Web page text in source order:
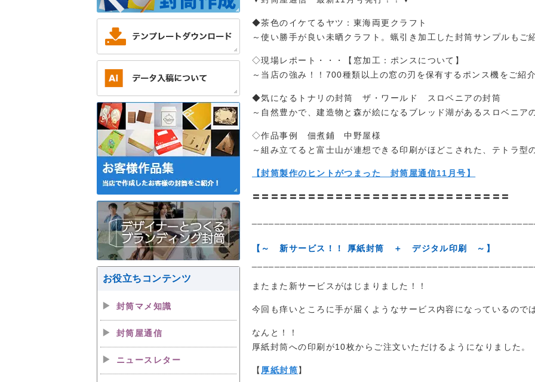
◆茶色のイケてるヤツ：東海両更クラフト
～使い勝手が良い未晒クラフト。蝋引き加工した封筒サンプルもご
◇現場レポート・・・【窓加工：ポンスについて】
～当店の強み！！700種類以上の窓の刃を保有するポンス機をご紹
◆気になるトナリの封筒 ザ・ワールド スロベニアの封筒
～自然豊かで、建造物と森が絵になるブレッド湖があるスロベニア
◇作品事例 佃煮鋪 中野屋様
～組み立てると富士山が連想できる印刷がほどこされた、テトラ型
【封筒製作のヒントがつまった 封筒屋通信11月号】
〓〓〓〓〓〓〓〓〓〓〓〓〓〓〓〓〓〓〓〓〓〓〓〓〓〓〓〓
【～ 新サービス！！ 厚紙封筒 ＋ デジタル印刷 ～】
またまた新サービスがはじまりました！！
今回も痒いところに手が届くようなサービス内容になっているので
なんと！！
厚紙封筒への印刷が10枚からご注文いただけるようになりました。
【 厚紙封筒】
お役立ちコンテンツ
封筒マメ知識
封筒屋通信
ニュースレター